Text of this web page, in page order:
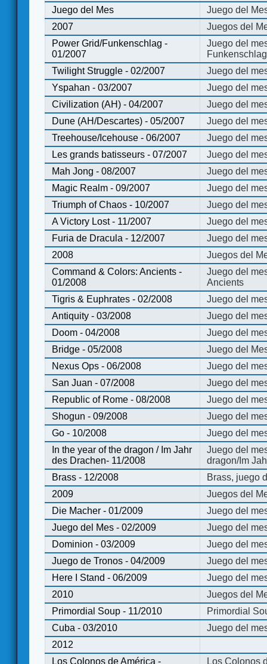
Juego del Mes
Juego del
2007
Juegos del
Power Grid/Funkenschlag -
01/2007
Juego del
Twilight Struggle - 02/2007
Juego del
Yspahan - 03/2007
Juego del
Civilization (AH) - 04/2007
Juego del
Dune (AH/Descartes) - 05/2007
Juego del
Treehouse/Icehouse - 06/2007
Juego del
Les grands batisseurs - 07/2007
Juego del
Mah Jong - 08/2007
Juego del
Magic Realm - 09/2007
Juego del
Triumph of Chaos - 10/2007
Juego del
A Victory Lost - 11/2007
Juego del
Furia de Dracula - 12/2007
Juego del
2008
Juegos del
Command & Colors: Ancients -
01/2008
Juego del
Ancients
Tigris & Euphrates - 02/2008
Juego del
Antiquity - 03/2008
Juego del
Doom - 04/2008
Juego del
Bridge - 05/2008
Juego del
Nexus Ops - 06/2008
Juego del
San Juan - 07/2008
Juego del
Republic of Rome - 08/2008
Juego del
Shogun - 09/2008
Juego del
Go - 10/2008
Juego del
In the year of the dragon / Im Jahr
des Drachen- 11/2008
Juego del
dragon/Im
Brass - 12/2008
Brass, juego
2009
Juegos del
Die Macher - 01/2009
Juego del
Juego del Mes - 02/2009
Juego del
Dominion - 03/2009
Juego del
Juego de Tronos - 04/2009
Juego del
Here I Stand - 06/2009
Juego del
2010
Juegos del
Primordial Soup - 11/2010
Primordial
Cuba - 03/2010
Juego del
2012
Los Colonos de América -
Los Colonos